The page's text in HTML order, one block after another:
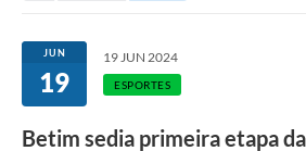
JUN
19
19 JUN 2024
ESPORTES
Betim sedia primeira etapa